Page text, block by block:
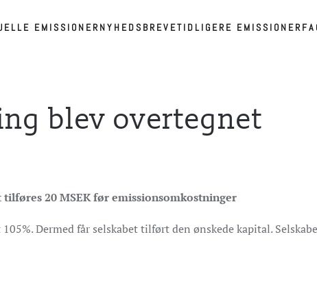
EMISSIONERNYHEDSBREVETIDLIGERE EMISSIONER
blev overtegnet
20 MSEK før emissionsomkostninger
Dermed får selskabet tilført den ønskede kapital.